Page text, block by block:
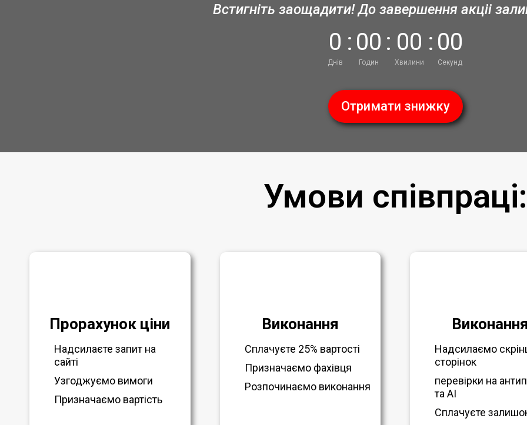
Встигніть заощадити! До завершення акціі
0
Днів
: 00
Годин
: 00
Хвилини
: 00
Секунд
Отримати знижку
Умови співпраці:
Прорахунок ціни
Надсилаєте запит на
сайті
Узгоджуємо вимоги
Призначаємо вартість
Виконання
Сплачуєте 25% вартості
Призначаємо фахівця
Розпочинаємо виконання
Виконання
Надсилаємо
сторінок
перевірки на
та AI
Сплачуєте